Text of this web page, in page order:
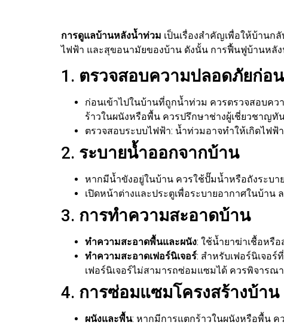
การดูแลบ้านหลังน้ำท่วม เป็นเรื่องสำคัญเพื่อให้บ้านก
ไฟฟ้า และสุขอนามัยของบ้าน ดังนั้น การฟื้นฟูบ้านหลั
1. ตรวจสอบความปลอดภัยก่อ
ก่อนเข้าไปในบ้านที่ถูกน้ำท่วม ควรตรวจสอบคว
ร้าวในผนังหรือพื้น ควรปรึกษาช่างผู้เชี่ยวชาญทั
ตรวจสอบระบบไฟฟ้า: น้ำท่วมอาจทำให้เกิดไฟ
2. ระบายน้ำออกจากบ้าน
หากมีน้ำขังอยู่ในบ้าน ควรใช้ปั๊มน้ำหรือถังระบา
เปิดหน้าต่างและประตูเพื่อระบายอากาศในบ้าน
3. การทำความสะอาดบ้าน
ทำความสะอาดพื้นและผนัง: ใช้น้ำยาฆ่าเชื้อหรื
ทำความสะอาดเฟอร์นิเจอร์: สำหรับเฟอร์นิเจอ
เฟอร์นิเจอร์ไม่สามารถซ่อมแซมได้ ควรพิจาร
4. การซ่อมแซมโครงสร้างบ้าน
ผนังและพื้น: หากมีการแตกร้าวในผนังหรือพื้น ค